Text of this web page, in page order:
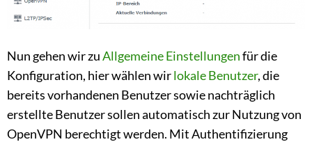
Nun gehen wir zuAllgemeine Einstellungenfür die
Konfiguration, hier wählen wirlokale Benutzer, die
bereits vorhandenen Benutzer sowie nachträglich
erstellte Benutzer sollen automatisch zur Nutzung von
OpenVPN berechtigt werden. Mit Authentifizierung